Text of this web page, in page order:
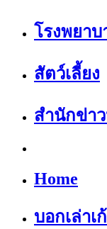
โรงพยา
สัตว์เลี้ยง
สำนักข่า
Home
บอกเล่าเ